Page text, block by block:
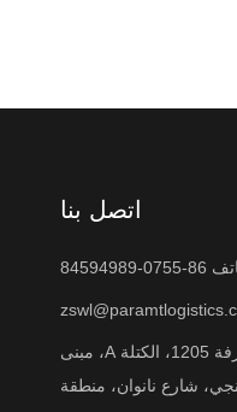
اتصل بنا
84594989
أضف: العنوان: الغرفة 1205، الكتلة A، مبنى
1 شارع بينجي، شارع نانوان، منطقة